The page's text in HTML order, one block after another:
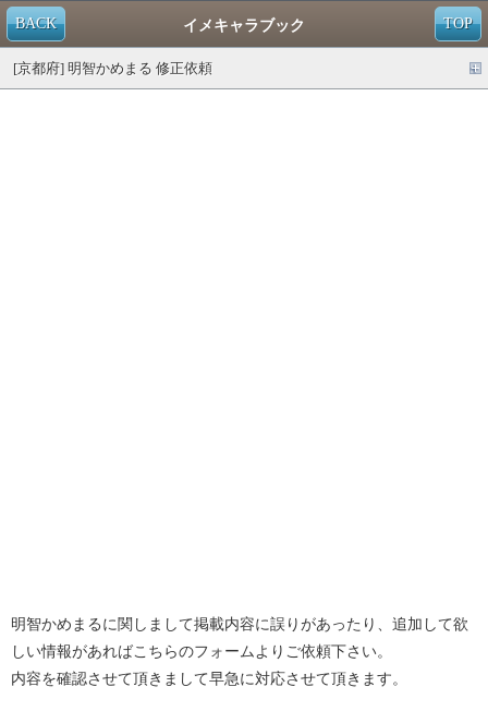
TOP
BACK イメキャラブック
[京都府] 明智かめまる 修正依頼
明智かめまるに関しまして掲載内容に誤りがあったり、追加して欲
しい情報があればこちらのフォームよりご依頼下さい。
内容を確認させて頂きまして早急に対応させて頂きます。